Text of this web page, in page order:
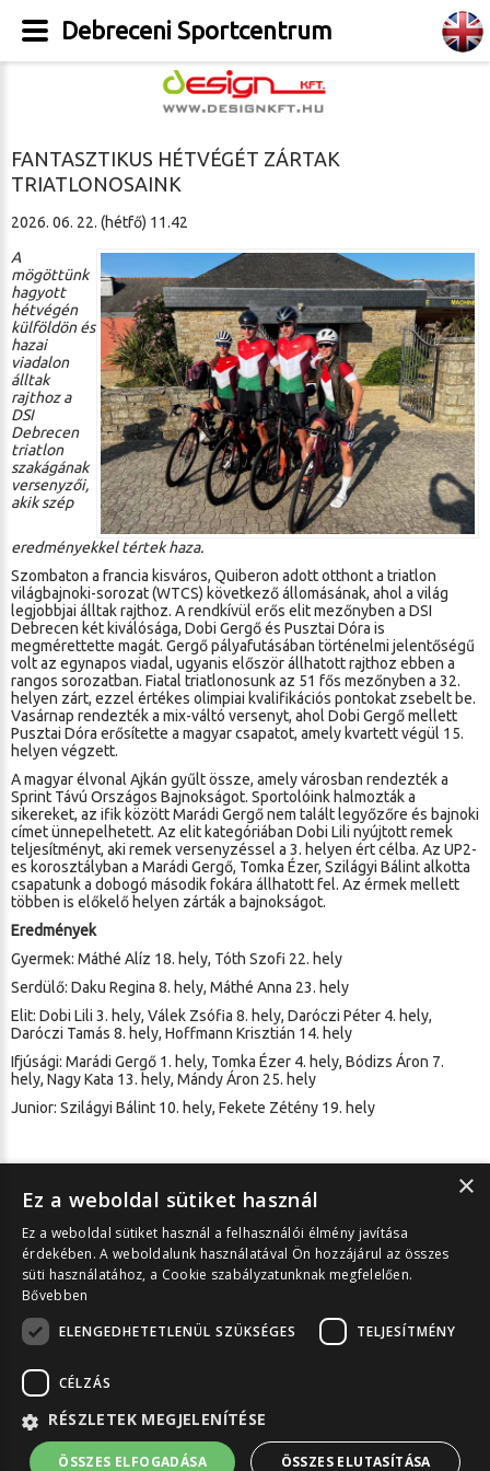
FANTASZTIKUS HÉTVÉGÉT ZÁRTAK
TRIATLONOSAINK
2026. 06. 22. (hétfő) 11.42
A
mögöttünk
hagyott
hétvégén
külföldön és
hazai
viadalon
álltak
rajthoz a
DSI
Debrecen
triatlon
szakágának
versenyzői,
akik szép
eredményekkel tértek haza.
Szombaton a francia kisváros, Quiberon adott otthont a triatlon
világbajnoki-sorozat (WTCS) következő állomásának, ahol a világ
legjobbjai álltak rajthoz. A rendkívül erős elit mezőnyben a DSI
Debrecen két kiválósága, Dobi Gergő és Pusztai Dóra is
megmérettette magát. Gergő pályafutásában történelmi jelentőségű
volt az egynapos viadal, ugyanis először állhatott rajthoz ebben a
rangos sorozatban. Fiatal triatlonosunk az 51 fős mezőnyben a 32.
helyen zárt, ezzel értékes olimpiai kvalifikációs pontokat zsebelt be.
Vasárnap rendezték a mix-váltó versenyt, ahol Dobi Gergő mellett
Pusztai Dóra erősítette a magyar csapatot, amely kvartett végül 15.
helyen végzett.
A magyar élvonal Ajkán gyűlt össze, amely városban rendezték a
Sprint Távú Országos Bajnokságot. Sportolóink halmozták a
sikereket, az ifik között Marádi Gergő nem talált legyőzőre és bajnoki
címet ünnepelhetett. Az elit kategóriában Dobi Lili nyújtott remek
teljesítményt, aki remek versenyzéssel a 3. helyen ért célba. Az UP2-
es korosztályban a Marádi Gergő, Tomka Ézer, Szilágyi Bálint alkotta
csapatunk a dobogó második fokára állhatott fel. Az érmek mellett
többen is előkelő helyen zárták a bajnokságot.
Eredmények
Gyermek: Máthé Alíz 18. hely, Tóth Szofi 22. hely
Serdülő: Daku Regina 8. hely, Máthé Anna 23. hely
Elit: Dobi Lili 3. hely, Válek Zsófia 8. hely, Daróczi Péter 4. hely,
Daróczi Tamás 8. hely, Hoffmann Krisztián 14. hely
Ifjúsági: Marádi Gergő 1. hely, Tomka Ézer 4. hely, Bódizs Áron 7.
hely, Nagy Kata 13. hely, Mándy Áron 25. hely
Junior: Szilágyi Bálint 10. hely, Fekete Zétény 19. hely
Cikk nyomtatása
Debreceni Sportcentrum Közhasznú Nonprofit Kft. ©
fenntartva! | Az oldalon szereplő információk felhasználása csak az
üzemeltető engedélyével lehetséges!
Közérdekű adatok
Nyitott állások |Adatkezelési tájékoztató
SÜTI
Debreceni Sportcentrum
×
Ez a weboldal sütiket használ
Ez a weboldal sütiket használ a felhasználói élmény javítása
érdekében. A weboldalunk használatával Ön hozzájárul az összes
süti használatához, a Cookie szabályzatunknak megfelelően.
Bővebben
ELENGEDHETETLENÜL SZÜKSÉGES
TELJESÍTMÉNY
CÉLZÁS
RÉSZLETEK MEGJELENÍTÉSE
ÖSSZES ELFOGADÁSA ÖSSZES ELUTASÍTÁSA